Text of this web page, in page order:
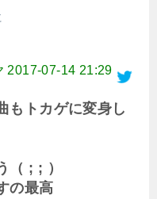
2017-07-14 21:29
もトカゲに変身し
（ ; ; ）
の最高